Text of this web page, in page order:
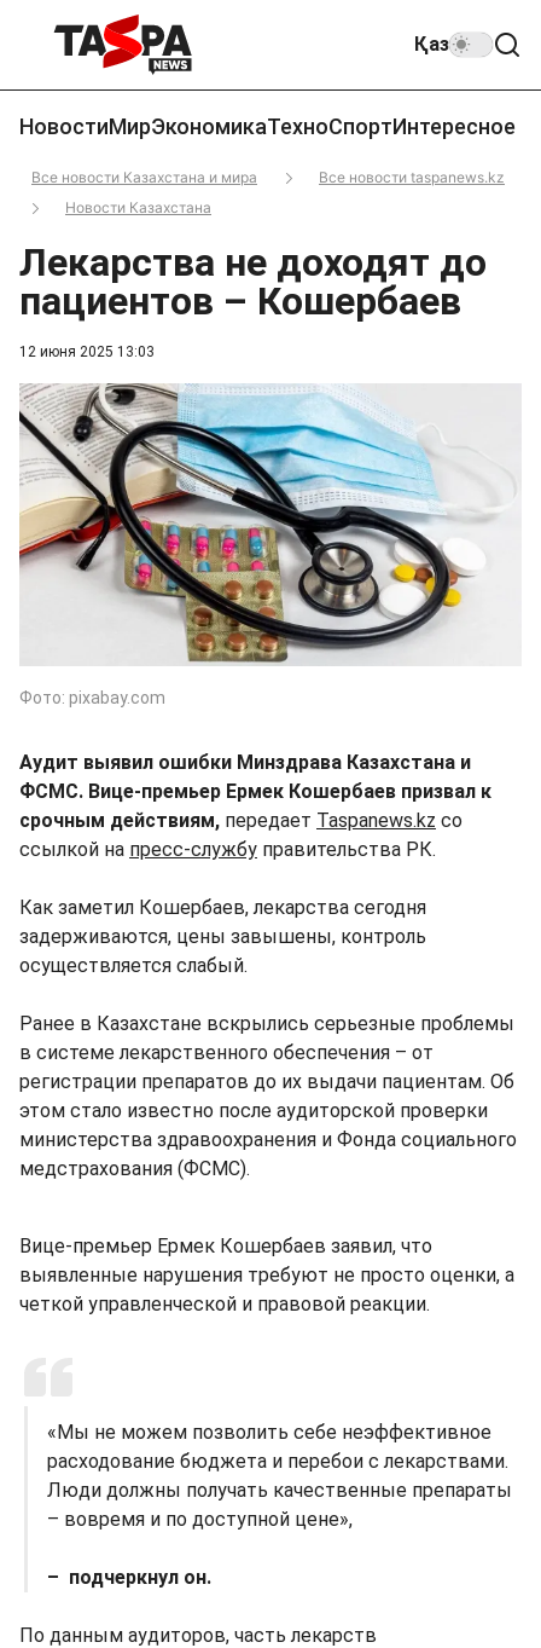
Қаз
НовостиМирЭкономикаТехноСпортИнтересное
Все новости Казахстана и мира
Все новости taspanews.kz
Новости Казахстана
12 июня 2025 13:03
Лекарства не доходят до
пациентов – Кошербаев
Фото: pixabay.com
Аудит выявил ошибки Минздрава Казахстана и
ФСМС. Вице-премьер Ермек Кошербаев призвал к
срочным действиям, передает Taspanews.kz со
ссылкой на пресс-службу правительства РК.
Как заметил Кошербаев, лекарства сегодня
задерживаются, цены завышены, контроль
осуществляется слабый.
Ранее в Казахстане вскрылись серьезные проблемы
в системе лекарственного обеспечения – от
регистрации препаратов до их выдачи пациентам. Об
этом стало известно после аудиторской проверки
министерства здравоохранения и Фонда социального
медстрахования (ФСМС).
Вице-премьер Ермек Кошербаев заявил, что
выявленные нарушения требуют не просто оценки, а
четкой управленческой и правовой реакции.
«Мы не можем позволить себе неэффективное
расходование бюджета и перебои с лекарствами.
Люди должны получать качественные препараты
– вовремя и по доступной цене»,
– подчеркнул он.
По данным аудиторов, часть лекарств